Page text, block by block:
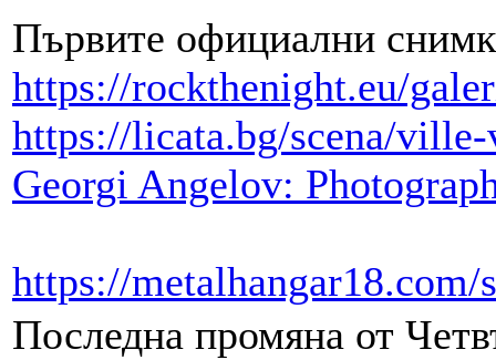
Първите официални
https://rockthenight.eu/
https://licata.bg/scena/
Georgi Angelov:
https://
Последна промяна от